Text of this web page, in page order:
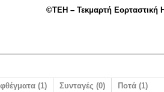
©ΤΕΗ – Τεκμαρτή Εορταστική
(1) Συνταγές (0) Ποτά (1)